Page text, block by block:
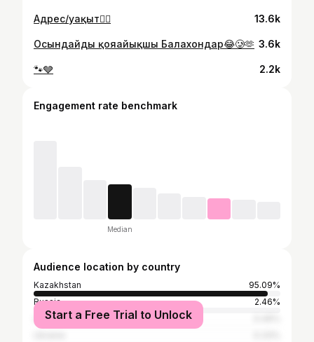
Адрес/уақыт👇🏻 13.6k
Осындайды қояайықшы Балахондар😂🥲🫶 3.6k
🐾🩶 2.2k
Engagement rate benchmark
Median
Audience location by country
Kazakhstan
95.09%
Russia
2.46%
Uzbekistan
Start a Free Trial to Unlock